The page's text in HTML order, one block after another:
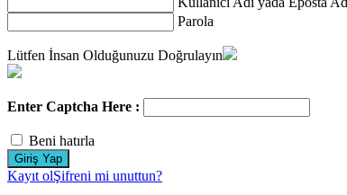
Parola
Lütfen İnsan Olduğunuzu Doğrulayın
Enter Captcha Here :
Beni hatırla
Kayıt olŞifreni mi unuttun?